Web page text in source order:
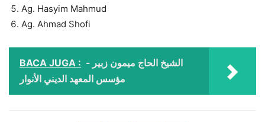
Ag. Hasyim Mahmud
Ag. Ahmad Shofi
BACA JUGA : الشيخ الحاج ميمون زبير -
مؤسس المعهد الديني الأنوار